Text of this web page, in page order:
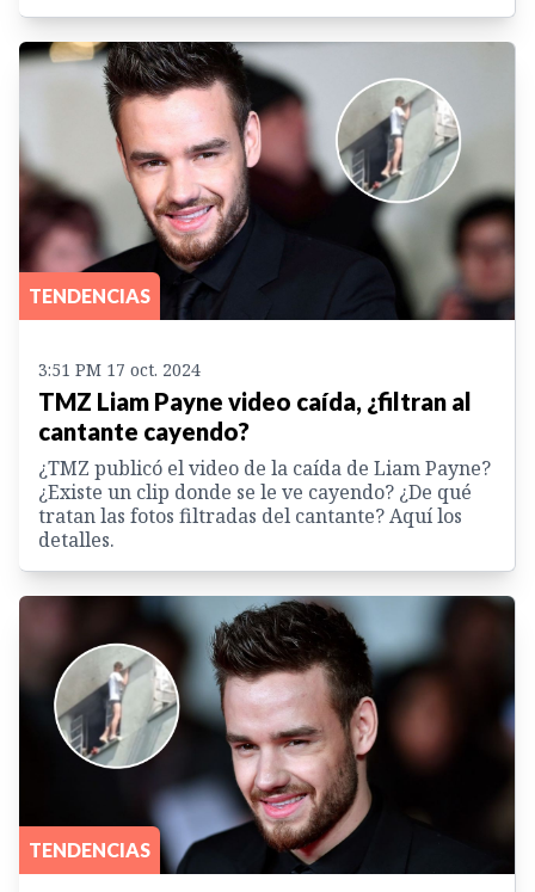
TENDENCIAS
3:51 PM 17 oct. 2024
TMZ Liam Payne video caída, ¿filtran al
cantante cayendo?
¿TMZ publicó el video de la caída de Liam Payne?
¿Existe un clip donde se le ve cayendo? ¿De qué
tratan las fotos filtradas del cantante? Aquí los
detalles.
TENDENCIAS